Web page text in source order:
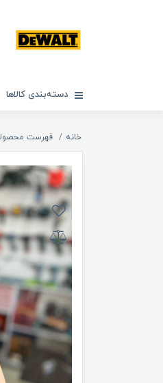
دسته‌بندی کالاها
خانه فهرست